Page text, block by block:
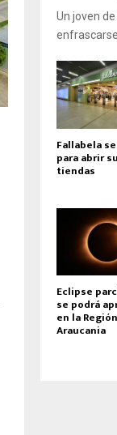
Un joven
Fallabela
para abrir
tiendas
Eclipse
se podrá
en la
Araucania